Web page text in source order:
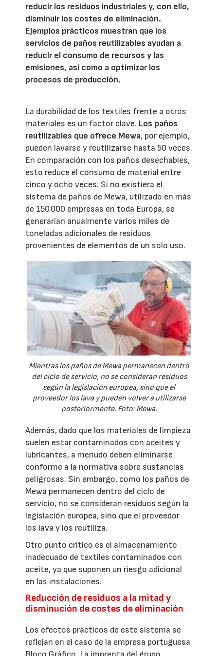
reducir los residuos industriales y, con ello,
disminuir los costes de eliminación.
Ejemplos prácticos muestran que los
servicios de paños reutilizables ayudan a
reducir el consumo de recursos y las
emisiones, así como a optimizar los
procesos de producción.
La durabilidad de los textiles frente a otros
materiales es un factor clave. Los paños
reutilizables que ofrece Mewa, por ejemplo,
pueden lavarse y reutilizarse hasta 50 veces.
En comparación con los paños desechables,
esto reduce el consumo de material entre
cinco y ocho veces. Si no existiera el
sistema de paños de Mewa, utilizado en más
de 150.000 empresas en toda Europa, se
generarían anualmente varios miles de
toneladas adicionales de residuos
provenientes de elementos de un solo uso.
Mientras los paños de Mewa permanecen dentro
del ciclo de servicio, no se consideran residuos
según la legislación europea, sino que el
proveedor los lava y pueden volver a utilizarse
posteriormente. Foto: Mewa.
Además, dado que los materiales de limpieza
suelen estar contaminados con aceites y
lubricantes, a menudo deben eliminarse
conforme a la normativa sobre sustancias
peligrosas. Sin embargo, como los paños de
Mewa permanecen dentro del ciclo de
servicio, no se consideran residuos según la
legislación europea, sino que el proveedor
los lava y los reutiliza.
Otro punto crítico es el almacenamiento
inadecuado de textiles contaminados con
aceite, ya que suponen un riesgo adicional
en las instalaciones.
Reducción de residuos a la mitad y
disminución de costes de eliminación
Los efectos prácticos de este sistema se
reflejan en el caso de la empresa portuguesa